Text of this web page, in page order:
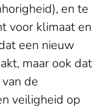
en te
voor klimaat en
een nieuw
maar ook dat
de
veiligheid op